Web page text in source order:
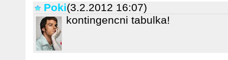
Poki(3.2.2012 16:07)
kontingencni tabulka!